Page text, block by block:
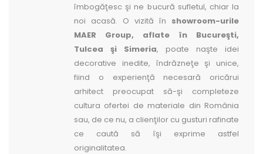
îmbogăţesc şi ne bucură sufletul, chiar la
noi acasă. O vizită în showroom-urile
MAER Group, aflate în Bucureşti,
Tulcea şi Simeria, poate naşte idei
decorative inedite, îndrăzneţe şi unice,
fiind o experienţă necesară oricărui
arhitect preocupat să-şi completeze
cultura ofertei de materiale din România
sau, de ce nu, a clienţilor cu gusturi rafinate
ce caută să îşi exprime astfel
originalitatea.